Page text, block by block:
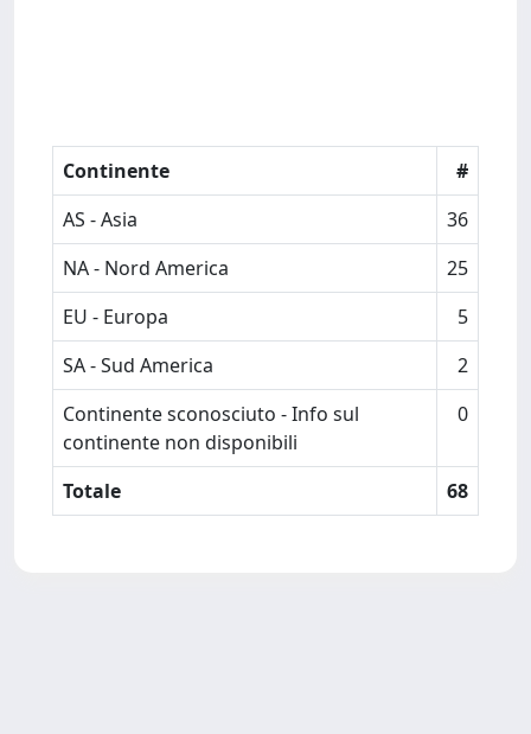
Continente
#
AS - Asia
36
NA - Nord America
25
EU - Europa
5
SA - Sud America
2
Continente sconosciuto - Info sul
continente non disponibili
0
Totale 68